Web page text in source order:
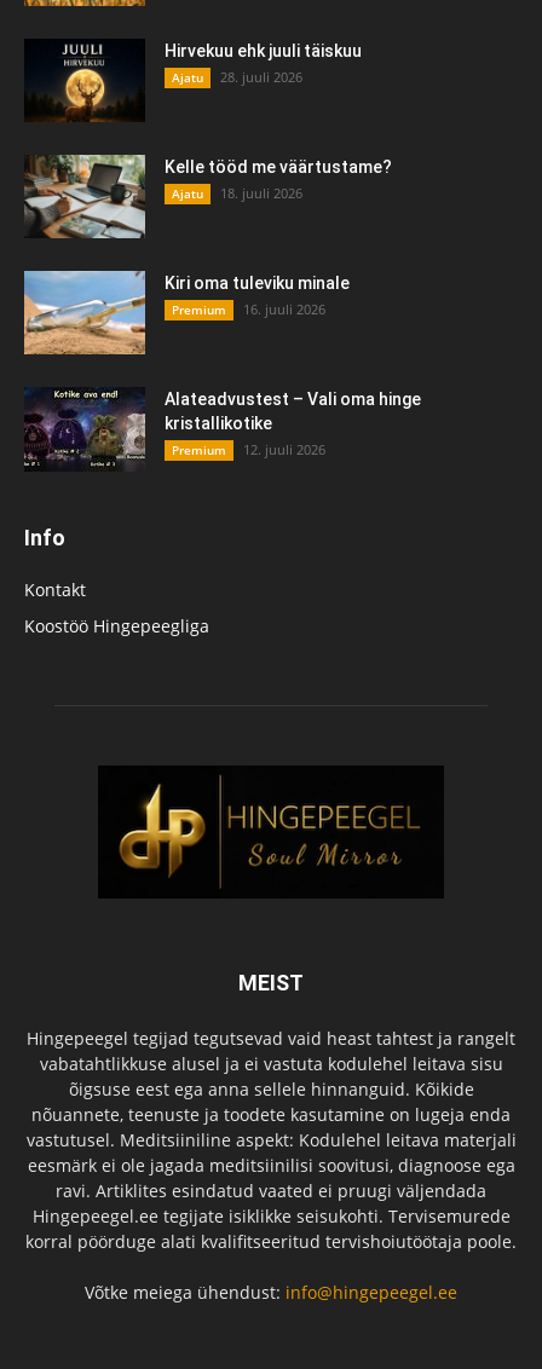
Hirvekuu ehk juuli täiskuu
Ajatu 28. juuli 2026
Kelle tööd me väärtustame?
Ajatu 18. juuli 2026
Kiri oma tuleviku minale
Premium 16. juuli 2026
Alateadvustest – Vali oma hinge
kristallikotike
Premium 12. juuli 2026
Info
Kontakt
Koostöö Hingepeegliga
MEIST
Hingepeegel tegijad tegutsevad vaid heast tahtest ja rangelt
vabatahtlikkuse alusel ja ei vastuta kodulehel leitava sisu
õigsuse eest ega anna sellele hinnanguid. Kõikide
nõuannete, teenuste ja toodete kasutamine on lugeja enda
vastutusel. Meditsiiniline aspekt: Kodulehel leitava materjali
eesmärk ei ole jagada meditsiinilisi soovitusi, diagnoose ega
ravi. Artiklites esindatud vaated ei pruugi väljendada
Hingepeegel.ee tegijate isiklikke seisukohti. Tervisemurede
korral pöörduge alati kvalifitseeritud tervishoiutöötaja poole.
Võtke meiega ühendust: info@hingepeegel.ee